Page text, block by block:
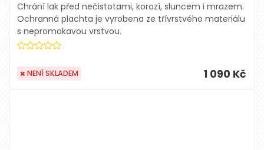
Chrání lak před nečistotami, korozí, sluncem i mrazem.
Ochranná plachta je vyrobena ze třívrstvého materiálu
s nepromokavou vrstvou.
1 090 Kč
NENÍ SKLADEM